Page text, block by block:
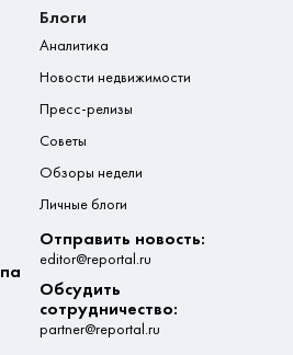
Блоги
Аналитика
Новости недвижимости
Пресс-релизы
Советы
Обзоры недели
Личные блоги
Отправить новость:
editor@reportal.ru
Обсудить
сотрудничество:
partner@reportal.ru